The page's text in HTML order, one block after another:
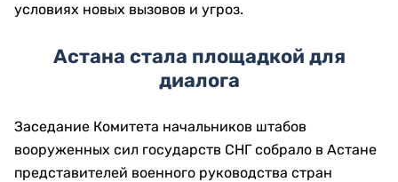
условиях новых вызовов и угроз.
Астана стала площадкой для
диалога
Заседание Комитета начальников штабов
вооруженных сил государств СНГ собрало в Астане
представителей военного руководства стран